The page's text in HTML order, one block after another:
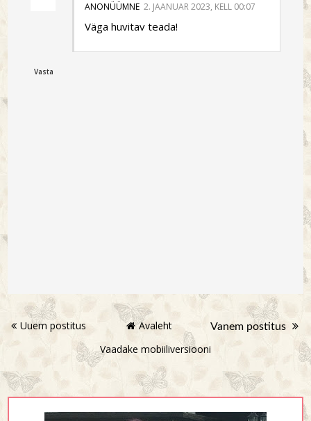
ANONÜÜMNE 2. JAANUAR 2023, KELL 00:07
Väga huvitav teada!
Vasta
Uuem postitus Vanem postitus
Avaleht
Vaadake mobiiliversiooni